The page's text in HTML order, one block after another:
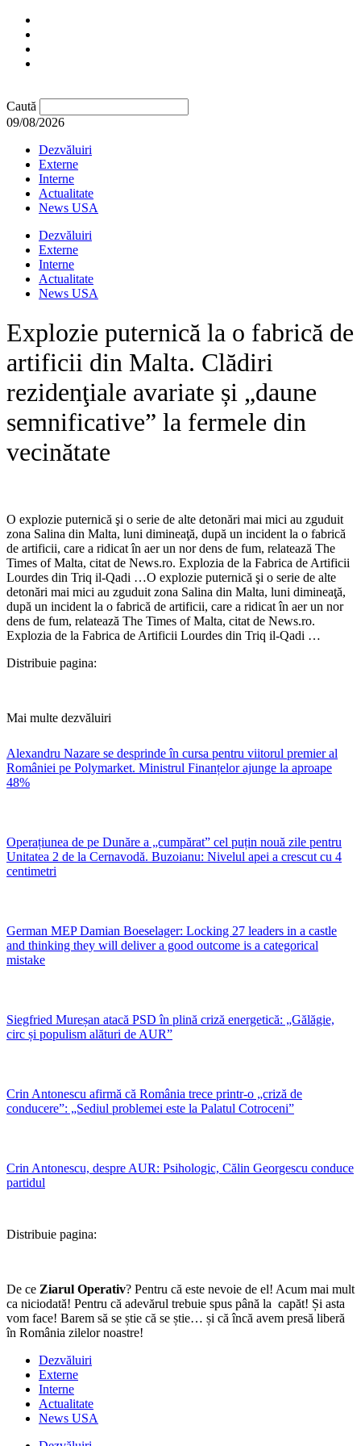
Caută
09/08/2026
Dezvăluiri
Externe
Interne
Actualitate
News USA
Dezvăluiri
Externe
Interne
Actualitate
News USA
Explozie puternică la o fabrică de
artificii din Malta. Clădiri
rezidenţiale avariate și „daune
semnificative” la fermele din
vecinătate
O explozie puternică şi o serie de alte detonări mai mici au zguduit
zona Salina din Malta, luni dimineaţă, după un incident la o fabrică
de artificii, care a ridicat în aer un nor dens de fum, relatează The
Times of Malta, citat de News.ro. Explozia de la Fabrica de Artificii
Lourdes din Triq il-Qadi …​O explozie puternică şi o serie de alte
detonări mai mici au zguduit zona Salina din Malta, luni dimineaţă,
după un incident la o fabrică de artificii, care a ridicat în aer un nor
dens de fum, relatează The Times of Malta, citat de News.ro.
Explozia de la Fabrica de Artificii Lourdes din Triq il-Qadi …
Distribuie pagina:
Mai multe dezvăluiri
Alexandru Nazare se desprinde în cursa pentru viitorul premier al
României pe Polymarket. Ministrul Finanțelor ajunge la aproape
48%
Operațiunea de pe Dunăre a „cumpărat” cel puțin nouă zile pentru
Unitatea 2 de la Cernavodă. Buzoianu: Nivelul apei a crescut cu 4
centimetri
German MEP Damian Boeselager: Locking 27 leaders in a castle
and thinking they will deliver a good outcome is a categorical
mistake
Siegfried Mureșan atacă PSD în plină criză energetică: „Gălăgie,
circ și populism alături de AUR”
Crin Antonescu afirmă că România trece printr-o „criză de
conducere”: „Sediul problemei este la Palatul Cotroceni”
Crin Antonescu, despre AUR: Psihologic, Călin Georgescu conduce
partidul
Distribuie pagina:
De ce Ziarul Operativ? Pentru că este nevoie de el! Acum mai mult
ca niciodată! Pentru că adevărul trebuie spus până la capăt! Și asta
vom face! Barem să se știe că se știe… și că încă avem presă liberă
în România zilelor noastre!
Dezvăluiri
Externe
Interne
Actualitate
News USA